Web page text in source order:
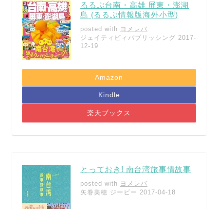
るるぶ台南・高雄 屏東・澎湖
島 (るるぶ情報版海外小型)
posted with ヨメレバ
ジェイティビィパブリッシング 2017-
12-19
Amazon
Kindle
楽天ブックス
とっておき! 南台湾旅事情故事
posted with ヨメレバ
矢巻美穂 ジービー 2017-04-18